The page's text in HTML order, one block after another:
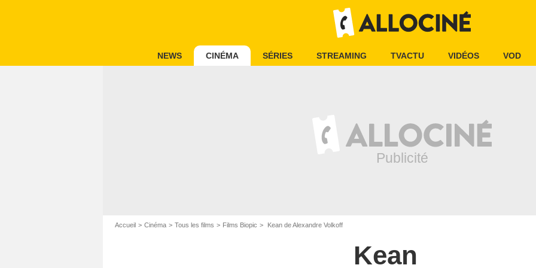
NEWS CINÉMA SÉRIES STREAMING TVACTU VIDÉOS VOD
Accueil Cinéma Tous les films Films Biopic Kean de Alexandre Volkoff
Kean